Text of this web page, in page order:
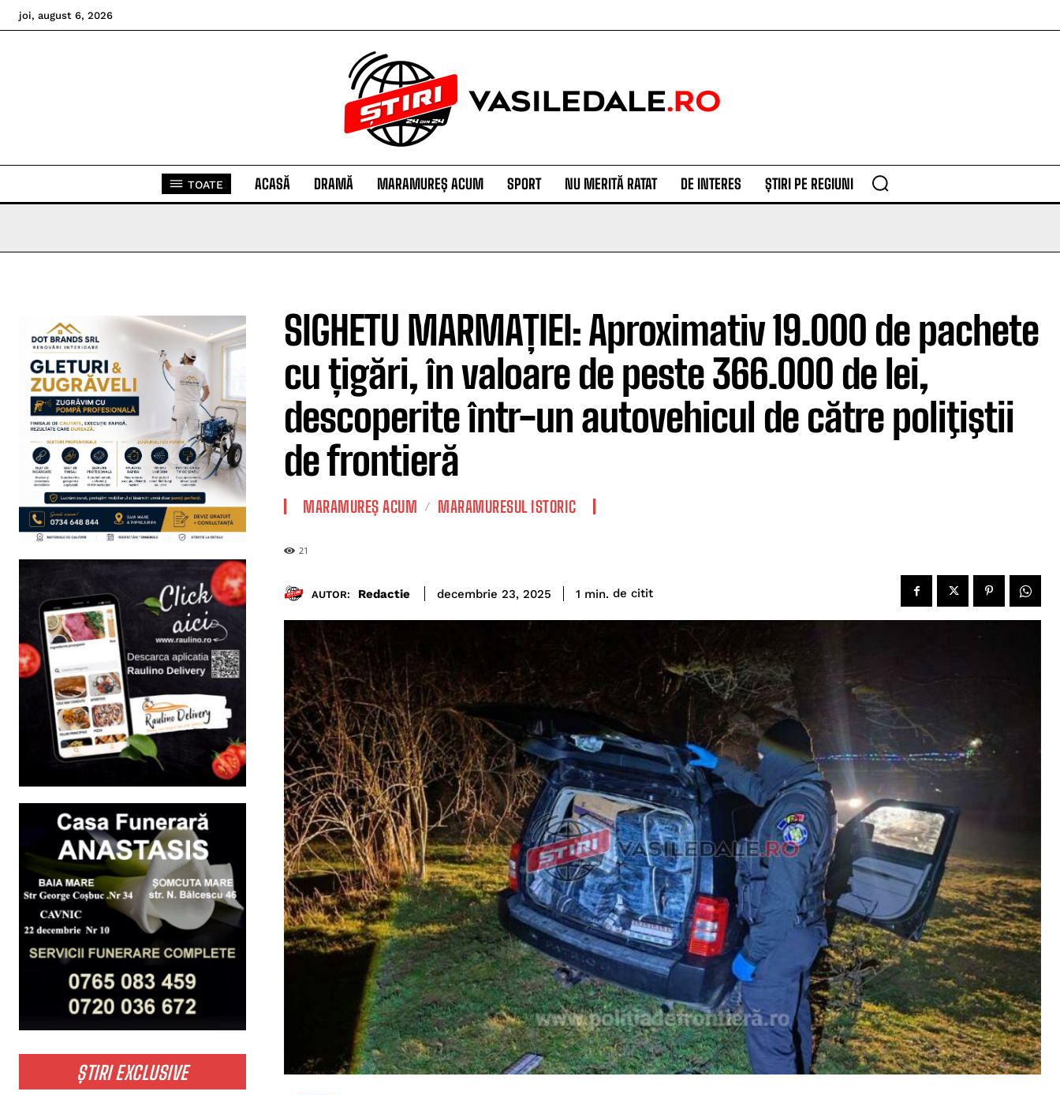
joi, august 6, 2026
TOATE ACASĂ DRAMĂ MARAMUREȘ ACUM SPORT NU MERITĂ RATAT DE INTERES ȘTIRI PE REGIUNI
ȘTIRI EXCLUSIVE
SIGHETU MARMAȚIEI: Aproximativ 19.000 de pachete
cu țigări, în valoare de peste 366.000 de lei,
descoperite într-un autovehicul de către poliţiştii
de frontieră
MARAMUREȘ ACUM MARAMURESUL ISTORIC
21
AUTOR: Redactie decembrie 23, 2025 1 min. de citit